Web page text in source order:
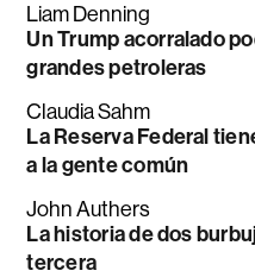
Liam Denning
Un Trump acorralado
grandes petroleras
Claudia Sahm
La Reserva Federal
a la gente común
John Authers
La historia de dos
tercera